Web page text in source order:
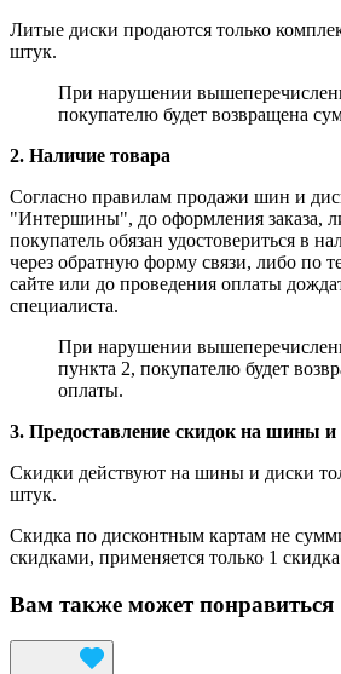
Литые диски продаются только
штук.
При нарушении
покупателю будет возвращена
2. Наличие товара
Согласно правилам продажи шин и
"Интершины", до оформления заказа,
покупатель обязан удостовериться в
через обратную форму связи, либо по
сайте или до проведения оплаты
специалиста.
При нарушении
пункта 2, покупателю будет
оплаты.
3. Предоставление скидок на шины и
Скидки действуют на шины и диски
штук.
Скидка по дисконтным картам не
скидками, применяется только 1
Вам также может понравиться